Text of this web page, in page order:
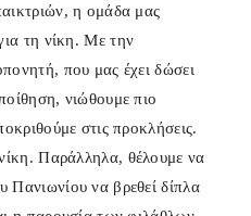
η ομάδα μας
τη νίκη. Με την
που μας έχει δώσει
νιώθουμε πιο
στις προκλήσεις.
Παράλληλα, θέλουμε να
να βρεθεί δίπλα